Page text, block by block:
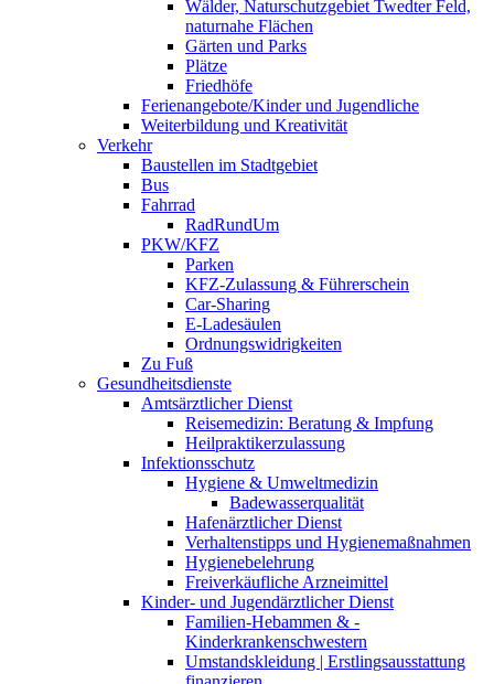
Wälder, Naturschutzgebiet Twedter Feld,
naturnahe Flächen
Gärten und Parks
Plätze
Friedhöfe
Ferienangebote/Kinder und Jugendliche
Weiterbildung und Kreativität
Verkehr
Baustellen im Stadtgebiet
Bus
Fahrrad
RadRundUm
PKW/KFZ
Parken
KFZ-Zulassung & Führerschein
Car-Sharing
E-Ladesäulen
Ordnungswidrigkeiten
Zu Fuß
Gesundheitsdienste
Amtsärztlicher Dienst
Reisemedizin: Beratung & Impfung
Heilpraktikerzulassung
Infektionsschutz
Hygiene & Umweltmedizin
Badewasserqualität
Hafenärztlicher Dienst
Verhaltenstipps und Hygienemaßnahmen
Hygienebelehrung
Freiverkäufliche Arzneimittel
Kinder- und Jugendärztlicher Dienst
Familien-Hebammen & -
Kinderkrankenschwestern
Umstandskleidung | Erstlingsausstattung